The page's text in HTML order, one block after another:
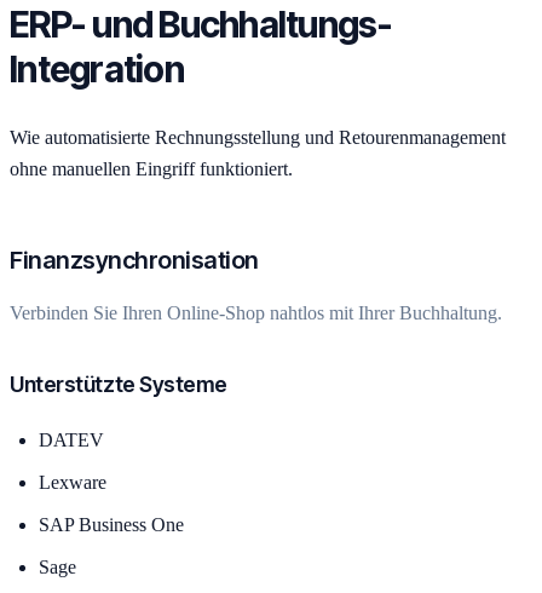
ERP- und Buchhaltungs-
Integration
Wie automatisierte Rechnungsstellung und Retourenmanagement
ohne manuellen Eingriff funktioniert.
Finanzsynchronisation
Verbinden Sie Ihren Online-Shop nahtlos mit Ihrer Buchhaltung.
Unterstützte Systeme
DATEV
Lexware
SAP Business One
Sage